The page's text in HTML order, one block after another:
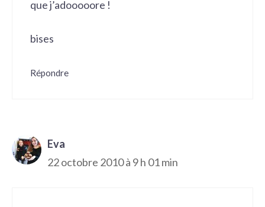
que j’adooooore !
bises
Répondre
Eva
22 octobre 2010 à 9 h 01 min